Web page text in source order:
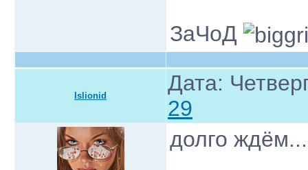
ЗаЧоД
Islionid
Дата:
29
долго